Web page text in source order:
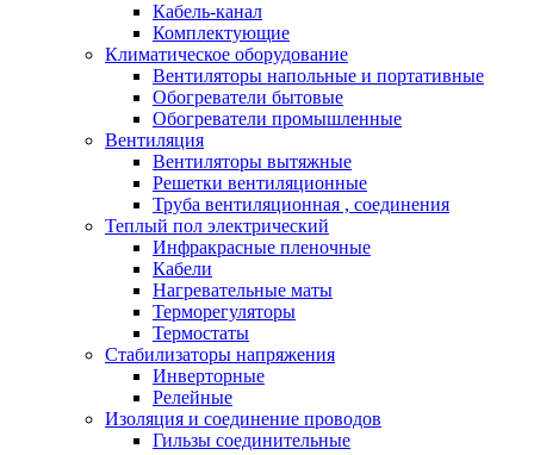
Кабель-канал
Комплектующие
Климатическое оборудование
Вентиляторы напольные и портативные
Обогреватели бытовые
Обогреватели промышленные
Вентиляция
Вентиляторы вытяжные
Решетки вентиляционные
Труба вентиляционная , соединения
Теплый пол электрический
Инфракрасные пленочные
Кабели
Нагревательные маты
Терморегуляторы
Термостаты
Стабилизаторы напряжения
Инверторные
Релейные
Изоляция и соединение проводов
Гильзы соединительные